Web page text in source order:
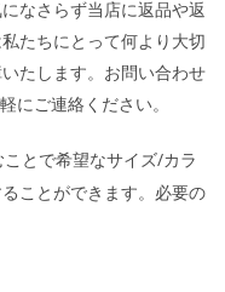
なさらず当店に返品や返
たちにとって何より大切
たします。お問い合わせ
にご連絡ください。
とで希望なサイズ/カラ
ことができます。必要の